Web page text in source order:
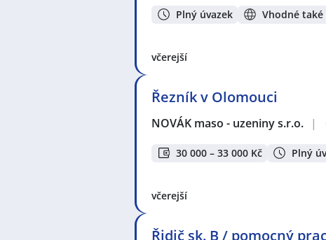
Plný úvazek Vhodné
včerejší
Řezník v Olomouci
NOVÁK maso - uzeniny s.r.o. |
30 000 – 33 000 Kč Plný
včerejší
Řidič sk. B / pomocný